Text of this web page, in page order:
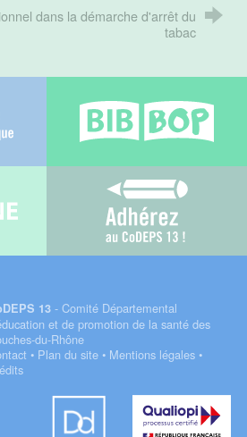
dans la démarche d'arrêt du
tabac
Adhérez au
13- Comité Départemental
et de promotion de la santé des
du-Rhône
• Plan du site• Mentions légales•
Qualiopi